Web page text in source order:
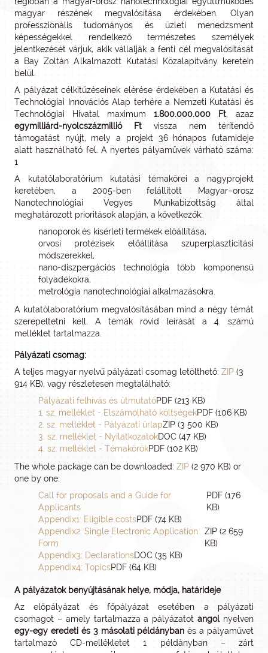
magyar részének megvalósítása érdekében. Olyan
professzionális tudományos és üzleti menedzsment
képességekkel rendelkező természetes személyek
jelentkezését várjuk, akik vállalják a fenti cél megvalósítását
a Bay Zoltán Alkalmazott Kutatási Közalapítvány keretein
belül.
A pályázat célkitűzéseinek elérése érdekében a Kutatási és
Technológiai Innovációs Alap terhére a Nemzeti Kutatási és
Technológiai Hivatal maximum 1.800.000.000 Ft, azaz
egymilliárd-nyolcszázmillió Ft vissza nem térítendő
támogatást nyújt, mely a projekt 36 hónapos futamideje
alatt használható fel. A nyertes pályaművek várható száma:
1
A kutatólaboratórium kutatási témakörei a nagyprojekt
keretében, a 2005-ben felállított Magyar–orosz
Nanotechnológiai Vegyes Munkabizottság által
meghatározott prioritások alapján, a következők:
nanoporok és kísérleti termékek előállítása,
orvosi protézisek előállítása szuperplaszticitási
módszerekkel,
nano-diszpergációs technológia több komponensű
folyadékokra,
metrológia nanotechnológiai alkalmazásokra.
A kutatólaboratórium megvalósításában mind a négy témát
szerepeltetni kell. A témák rövid leírását a 4. számú
melléklet tartalmazza.
Pályázati csomag:
A teljes magyar nyelvű pályázati csomag letölthető: ZIP (3
914 KB), vagy részletesen megtalálható:
Pályázati felhívás és útmutatóPDF (213 KB)
1. sz. melléklet - Elszámolható költségekPDF (106 KB)
2. sz. melléklet - Pályázati űrlapZIP (3 500 KB)
3. sz. melléklet - NyilatkozatokDOC (47 KB)
4. sz. melléklet - TémakörökPDF (102 KB)
The whole package can be downloaded: ZIP (2 970 KB) or
one by one:
Call for proposals and a Guide for
Applicants
PDF (176
KB)
Appendix1: Eligible costsPDF (74 KB)
Appendix2: Single Electronic Application
Form
ZIP (2 659
KB)
Appendix3: DeclarationsDOC (35 KB)
Appendix4: TopicsPDF (64 KB)
A pályázatok benyújtásának helye, módja, határideje
Az előpályázat és főpályázat esetében a pályázati
csomagot – amely tartalmazza a pályázatotangolnyelven
egy-egy eredeti és 3 másolati példányban és a pályaművet
tartalmazó CD-mellékletet 1 példányban – zárt